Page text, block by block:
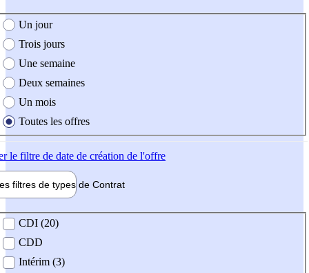
création de l'offre
Un jour
Trois jours
Une semaine
Deux semaines
Un mois
Toutes les offres
le filtre de date de création de l'offre
filtres de types de Contrat
contrat
CDI (20)
CDD
Intérim (3)